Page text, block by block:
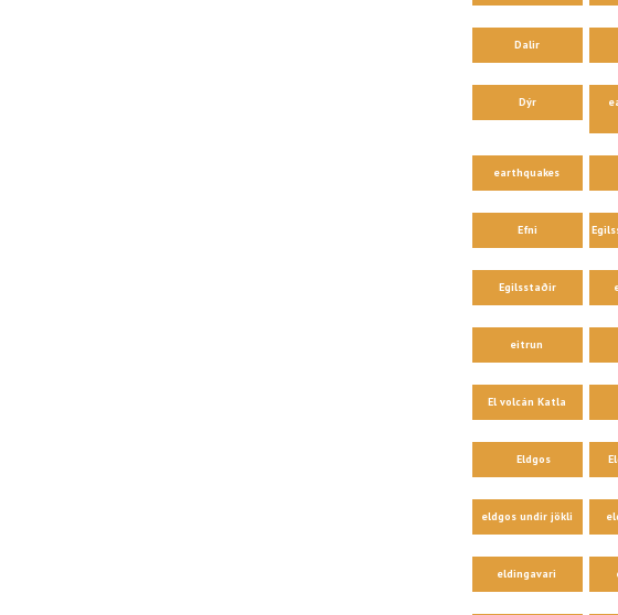
Dalir
Dýr
earthquakes
Efni
Egilsstaðir
eitrun
El volcán Katla
Eldgos
eldgos undir jökli
eldingavari